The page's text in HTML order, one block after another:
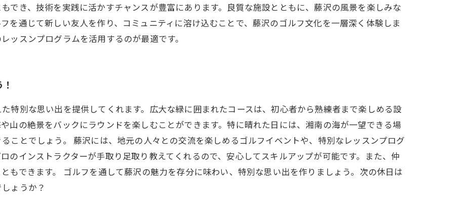
でき、技術を実践に活かすチャンスが豊富にあります。良質な施設とともに、藤沢の風景を楽しみな
を通じて新しい友人を作り、コミュニティに溶け込むことで、藤沢のゴルフ文化を一層深く体験しま
ッスンプログラムを活用するのが最適です。
特別な思い出を提供してくれます。広大な緑に囲まれたコースは、初心者から熟練者まで楽しめる設
山の絶景をバックにラウンドを楽しむことができます。特に晴れた日には、湘南の海が一望できる場
ことでしょう。 藤沢には、地元の人々との交流を楽しめるゴルフイベントや、特別なレッスンプログ
のインストラクターが手取り足取り教えてくれるので、安心してスキルアップが可能です。また、仲
もできます。 ゴルフを通して藤沢の魅力を存分に味わい、特別な思い出を作りましょう。次の休日は
ょうか？